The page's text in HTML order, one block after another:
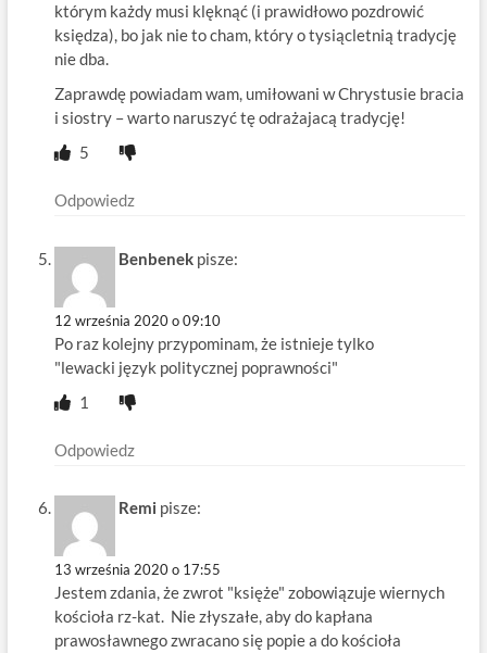
którym każdy musi klęknąć (i prawidłowo pozdrowić
księdza), bo jak nie to cham, który o tysiącletnią tradycję
nie dba.
Zaprawdę powiadam wam, umiłowani w Chrystusie bracia
i siostry – warto naruszyć tę odrażajacą tradycję!
5
Odpowiedz
Benbenek pisze:
12 września 2020 o 09:10
Po raz kolejny przypominam, że istnieje tylko
"lewacki język politycznej poprawności"
1
Odpowiedz
Remi pisze:
13 września 2020 o 17:55
Jestem zdania, że zwrot "księże" zobowiązuje wiernych
kościoła rz-kat. Nie złyszałe, aby do kapłana
prawosławnego zwracano się popie a do kościoła